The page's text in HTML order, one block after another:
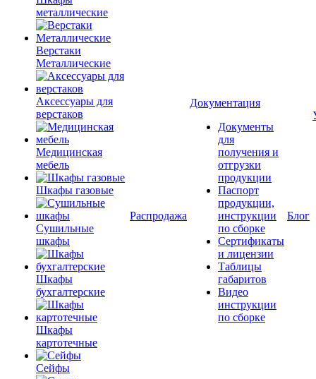
металлические
Верстаки
Металлические
Аксессуары для
верстаков
Медицинская
мебель
Шкафы газовые
Сушильные
шкафы
Шкафы
бухгалтерские
Шкафы
картотечные
Сейфы
Распродажа
Документация
Документы
для
получения и
отгрузки
продукции
Паспорт
продукции,
инструкции
по сборке
Сертификаты
и лицензии
Таблицы
габаритов
Видео
инструкции
по сборке
Блог